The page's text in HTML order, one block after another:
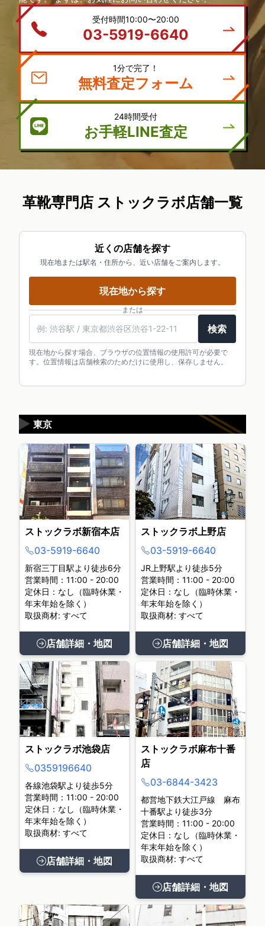
受付時間10:00〜20:00
03-5919-6640
1分で完了！
無料査定フォーム
24時間受付
お手軽LINE査定
革靴専門店 ストックラボ店舗一覧
近くの店舗を探す
現在地または駅名・住所から、近い店舗をご案内します。
現在地から探す
または
検索
現在地から探す場合、ブラウザの位置情報の使用許可が必要で
す。位置情報は店舗検索のためだけに使用し、保存しません。
東京
▶
ストックラボ新宿本店
03-5919-6640
新宿三丁目駅より徒歩6分
営業時間：11:00 - 20:00
定休日：なし（臨時休業・
年末年始を除く）
取扱商材: すべて
店舗詳細・地図
ストックラボ上野店
03-5919-6640
JR上野駅より徒歩5分
営業時間：11:00 - 20:00
定休日：なし（臨時休業・
年末年始を除く）
取扱商材: すべて
店舗詳細・地図
ストックラボ池袋店
0359196640
各線池袋駅より徒歩5分
営業時間：11:00 - 20:00
定休日：なし（臨時休業・
年末年始を除く）
取扱商材: すべて
店舗詳細・地図
ストックラボ麻布十番
店
03-6844-3423
都営地下鉄大江戸線 麻布
十番駅より徒歩3分
営業時間：11:00 - 20:00
定休日：なし（臨時休業・
年末年始を除く）
取扱商材: すべて
店舗詳細・地図